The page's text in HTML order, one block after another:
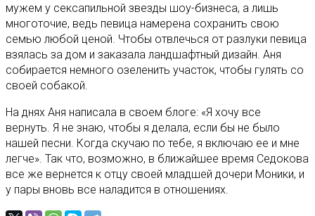
мужем у сексапильной звезды шоу-бизнеса, а лишь
многоточие, ведь певица намерена сохранить свою
семью любой ценой. Чтобы отвлечься от разлуки певица
взялась за дом и заказала ландшафтный дизайн. Аня
собирается немного озеленить участок, чтобы гулять со
своей собакой.
На днях Аня написала в своем блоге: «Я хочу все
вернуть. Я не знаю, чтобы я делала, если бы не было
нашей песни. Когда скучаю по тебе, я включаю ее и мне
легче». Так что, возможно, в ближайшее время Седокова
все же вернется к отцу своей младшей дочери Моники, и
у пары вновь все наладится в отношениях.